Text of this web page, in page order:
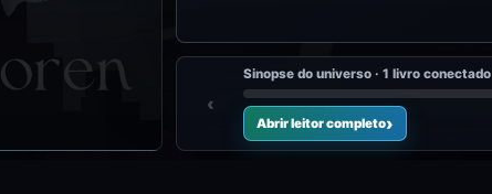
‹
Sinopse do universo · 1 livro conectado
Abrir leitor completo